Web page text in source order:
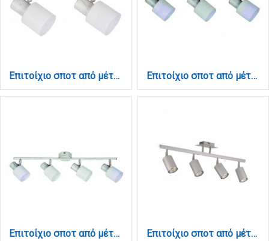
Επιτοίχιο σποτ από μέταλλο σε απόχρωση λευκής πατίνας 2XE14 D:27cm (9079-2Φ-Λευκή Πατίνα) Επιτοίχιο σποτ από μέταλλο σε απόχρωση λευκής πατίνας 3XE14 D:45cm (9079-3Φ-Λευκή Πατίνα)
Επιτοίχιο σποτ από μέταλλο σε απόχρωση λευκής πατίνας 4XE14 D:62cm (9079-4Φ-Λευκή Πατίνα) Επιτοίχιο σποτ από μέταλλο σε ασημί απόχρωση 4XGU10 D:70cm (9087-4-Silver)